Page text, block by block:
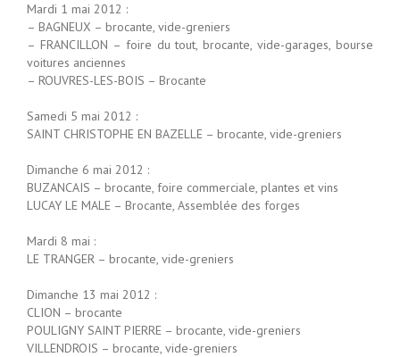
Mardi 1 mai 2012 :
– BAGNEUX – brocante, vide-greniers
– FRANCILLON – foire du tout, brocante, vide-garages, bourse
voitures anciennes
– ROUVRES-LES-BOIS – Brocante
Samedi 5 mai 2012 :
SAINT CHRISTOPHE EN BAZELLE – brocante, vide-greniers
Dimanche 6 mai 2012 :
BUZANCAIS – brocante, foire commerciale, plantes et vins
LUCAY LE MALE – Brocante, Assemblée des forges
Mardi 8 mai :
LE TRANGER – brocante, vide-greniers
Dimanche 13 mai 2012 :
CLION – brocante
POULIGNY SAINT PIERRE – brocante, vide-greniers
VILLENDROIS – brocante, vide-greniers